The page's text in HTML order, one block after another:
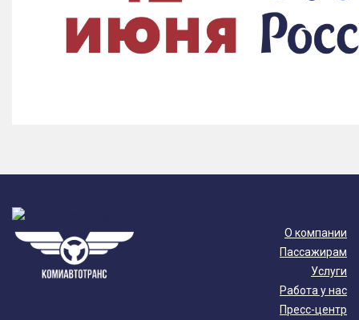
О компании
Пассажирам
Услуги
Работа у нас
Пресс-центр